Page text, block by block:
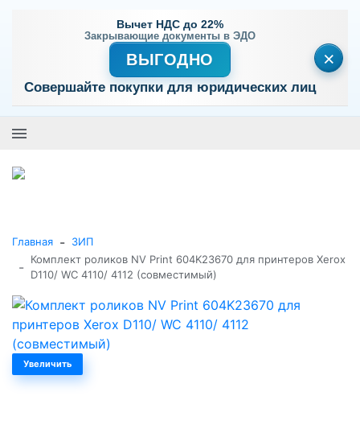
Вычет НДС до 22%
Закрывающие документы в ЭДО
ВЫГОДНО
Совершайте покупки для юридических лиц
×
Главная - ЗИП
-
Комплект роликов NV Print 604K23670 для принтеров Xerox
D110/ WC 4110/ 4112 (совместимый)
Увеличить